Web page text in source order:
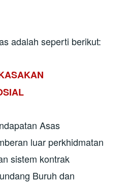
adalah seperti berikut:
Asas
luar perkhidmatan
sistem kontrak
Buruh dan